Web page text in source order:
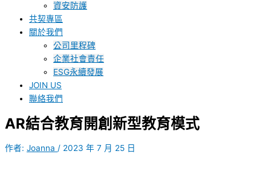
資安防護
共契專區
關於我們
公司里程碑
企業社會責任
ESG永續發展
JOIN US
聯絡我們
AR結合教育開創新型教育模式
作者: Joanna / 2023 年 7 月 25 日